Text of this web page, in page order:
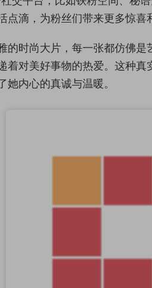
滴，为粉丝们带来更多惊喜
时尚大片，每一张都仿佛是
着对美好事物的热爱。这种真
内心的真诚与温暖。